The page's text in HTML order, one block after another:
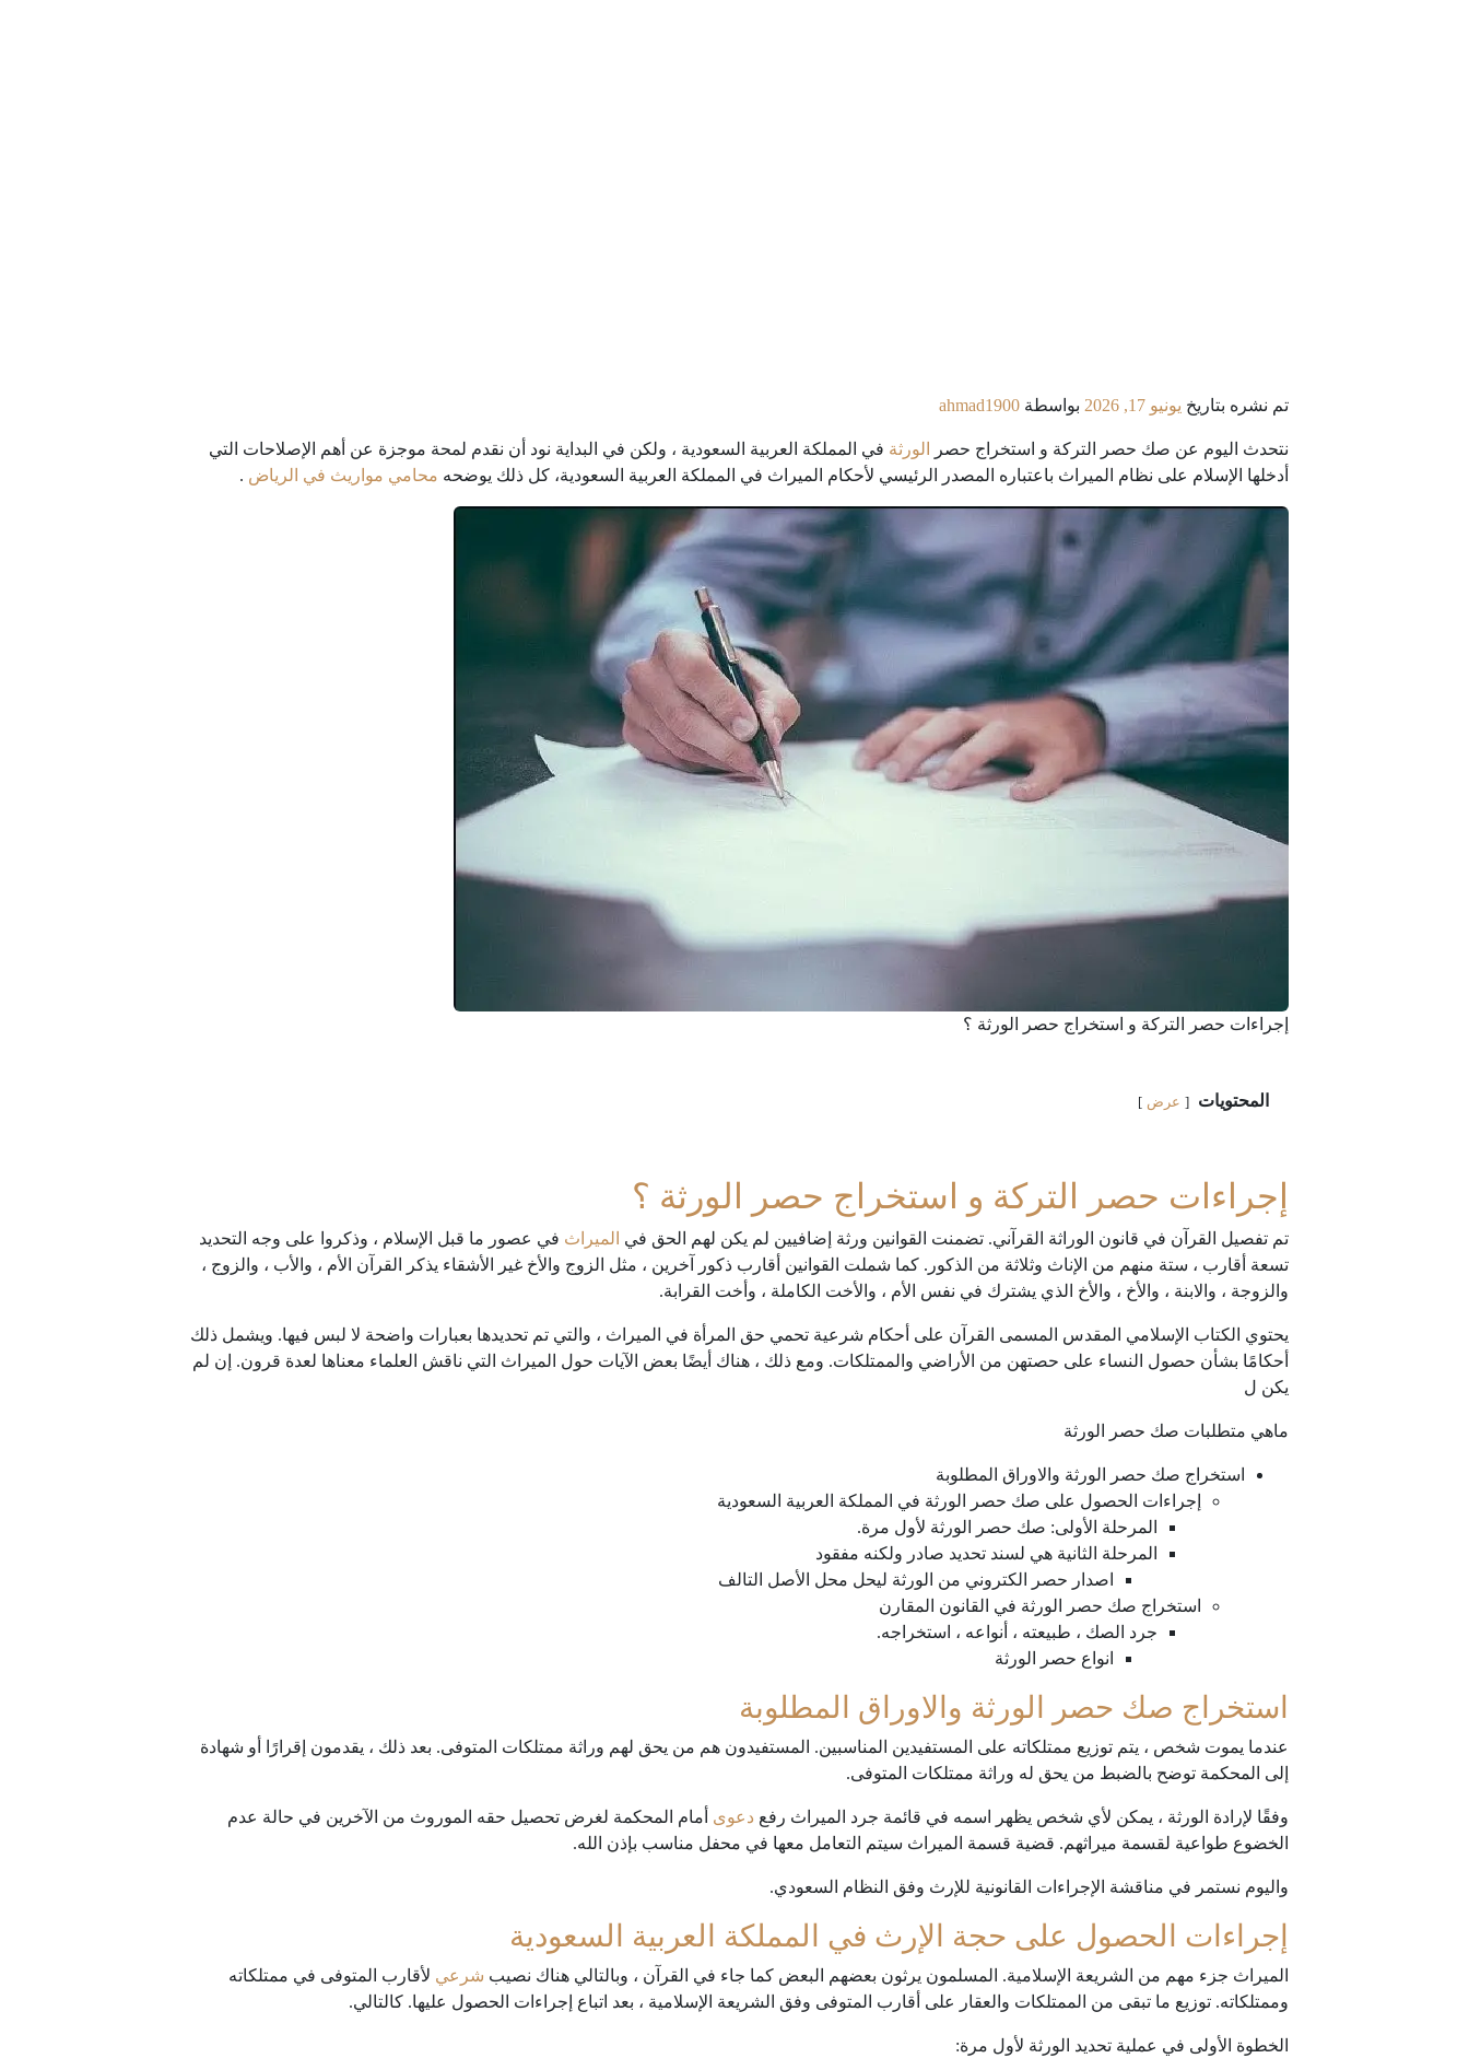
تم نشره بتاريخ يونيو 17, 2026 بواسطة ahmad1900
نتحدث اليوم عن صك حصر التركة و استخراج حصر الورثة في المملكة العربية السعودية ، ولكن في البداية نود أن نقدم لمحة موجزة عن أهم الإصلاحات التي
أدخلها الإسلام على نظام الميراث باعتباره المصدر الرئيسي لأحكام الميراث في المملكة العربية السعودية، كل ذلك يوضحه محامي مواريث في الرياض .
إجراءات حصر التركة و استخراج حصر الورثة ؟
المحتويات عرض
إجراءات حصر التركة و استخراج حصر الورثة ؟
تم تفصيل القرآن في قانون الوراثة القرآني. تضمنت القوانين ورثة إضافيين لم يكن لهم الحق في الميراث في عصور ما قبل الإسلام ، وذكروا على وجه التحديد
تسعة أقارب ، ستة منهم من الإناث وثلاثة من الذكور. كما شملت القوانين أقارب ذكور آخرين ، مثل الزوج والأخ غير الأشقاء يذكر القرآن الأم ، والأب ، والزوج ،
والزوجة ، والابنة ، والأخ ، والأخ الذي يشترك في نفس الأم ، والأخت الكاملة ، وأخت القرابة.
يحتوي الكتاب الإسلامي المقدس المسمى القرآن على أحكام شرعية تحمي حق المرأة في الميراث ، والتي تم تحديدها بعبارات واضحة لا لبس فيها. ويشمل ذلك
أحكامًا بشأن حصول النساء على حصتهن من الأراضي والممتلكات. ومع ذلك ، هناك أيضًا بعض الآيات حول الميراث التي ناقش العلماء معناها لعدة قرون. إن لم
يكن ل
ماهي متطلبات صك حصر الورثة
استخراج صك حصر الورثة والاوراق المطلوبة
إجراءات الحصول على صك حصر الورثة في المملكة العربية السعودية
المرحلة الأولى: صك حصر الورثة لأول مرة.
المرحلة الثانية هي لسند تحديد صادر ولكنه مفقود
اصدار حصر الكتروني من الورثة ليحل محل الأصل التالف
استخراج صك حصر الورثة في القانون المقارن
جرد الصك ، طبيعته ، أنواعه ، استخراجه.
انواع حصر الورثة
استخراج صك حصر الورثة والاوراق المطلوبة
عندما يموت شخص ، يتم توزيع ممتلكاته على المستفيدين المناسبين. المستفيدون هم من يحق لهم وراثة ممتلكات المتوفى. بعد ذلك ، يقدمون إقرارًا أو شهادة
إلى المحكمة توضح بالضبط من يحق له وراثة ممتلكات المتوفى.
وفقًا لإرادة الورثة ، يمكن لأي شخص يظهر اسمه في قائمة جرد الميراث رفع دعوى أمام المحكمة لغرض تحصيل حقه الموروث من الآخرين في حالة عدم
الخضوع طواعية لقسمة ميراثهم. قضية قسمة الميراث سيتم التعامل معها في محفل مناسب بإذن الله.
واليوم نستمر في مناقشة الإجراءات القانونية للإرث وفق النظام السعودي.
إجراءات الحصول على حجة الإرث في المملكة العربية السعودية
الميراث جزء مهم من الشريعة الإسلامية. المسلمون يرثون بعضهم البعض كما جاء في القرآن ، وبالتالي هناك نصيب شرعي لأقارب المتوفى في ممتلكاته
وممتلكاته. توزيع ما تبقى من الممتلكات والعقار على أقارب المتوفى وفق الشريعة الإسلامية ، بعد اتباع إجراءات الحصول عليها. كالتالي.
الخطوة الأولى في عملية تحديد الورثة لأول مرة: